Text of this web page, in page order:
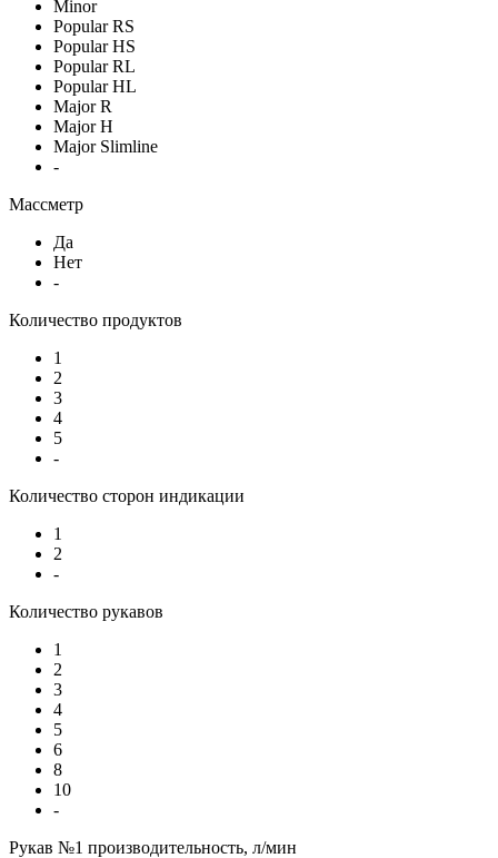
Minor
Popular RS
Popular HS
Popular RL
Popular HL
Major R
Major H
Major Slimline
-
Массметр
Да
Нет
-
Количество продуктов
1
2
3
4
5
-
Количество сторон индикации
1
2
-
Количество рукавов
1
2
3
4
5
6
8
10
-
Рукав №1 производительность, л/мин